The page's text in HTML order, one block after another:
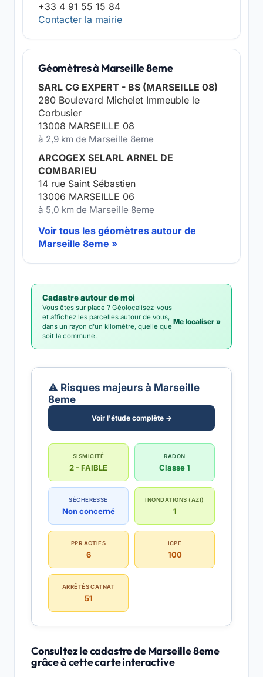
+33 4 91 55 15 84
Contacter la mairie
Géomètres à Marseille 8eme
SARL CG EXPERT - BS (MARSEILLE 08)
280 Boulevard Michelet Immeuble le
Corbusier
13008 MARSEILLE 08
à 2,9 km de Marseille 8eme
ARCOGEX SELARL ARNEL DE
COMBARIEU
14 rue Saint Sébastien
13006 MARSEILLE 06
à 5,0 km de Marseille 8eme
Voir tous les géomètres autour de
Marseille 8eme »
Cadastre autour de moi
Vous êtes sur place ? Géolocalisez-vous
et affichez les parcelles autour de vous,
dans un rayon d'un kilomètre, quelle que
soit la commune.
Me localiser »
⚠️ Risques majeurs à Marseille
8eme
Voir l'étude complète →
SISMICITÉ
2 - FAIBLE
RADON
Classe 1
SÉCHERESSE
Non concerné
INONDATIONS (AZI)
1
PPR ACTIFS
6
ICPE
100
ARRÊTÉS CATNAT
51
Consultez le cadastre de Marseille 8eme
grâce à cette carte interactive